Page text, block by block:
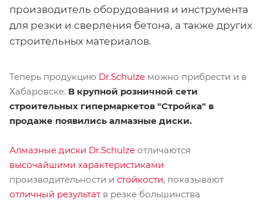
производитель оборудования и инструмента
для резки и сверления бетона, а также других
строительных материалов.
Теперь продукцию Dr.Schulze можно прибрести и в
Хабаровске. В крупной розничной сети
строительных гипермаркетов "Стройка" в
продаже появились алмазные диски.
Алмазные диски Dr.Schulze отличаются
высочайшими характеристиками
производительности и стойкости, показывают
отличный результат в резке большинства